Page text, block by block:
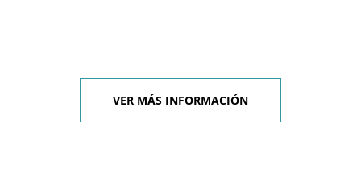
VER MÁS INFORMACIÓN